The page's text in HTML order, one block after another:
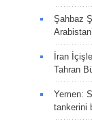
Şahbaz
İran
Tahran
Yemen:
tankerini